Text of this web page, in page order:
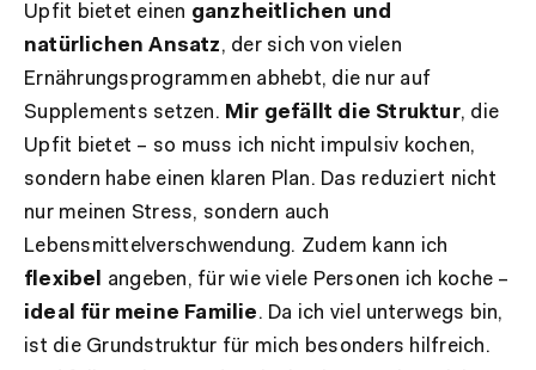
Upfit bietet einen ganzheitlichen und
natürlichen Ansatz, der sich von vielen
Ernährungsprogrammen abhebt, die nur auf
Supplements setzen. Mir gefällt die Struktur, die
Upfit bietet – so muss ich nicht impulsiv kochen,
sondern habe einen klaren Plan. Das reduziert nicht
nur meinen Stress, sondern auch
Lebensmittelverschwendung. Zudem kann ich
flexibel
angeben, für wie viele Personen ich koche –
ideal für meine Familie. Da ich viel unterwegs bin,
ist die Grundstruktur für mich besonders hilfreich.